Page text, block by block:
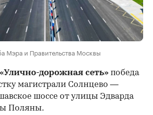
Мэра и Правительства Москвы
«Улично-дорожная сеть» победа
магистрали Солнцево —
шоссе от улицы Эдварда
Поляны.